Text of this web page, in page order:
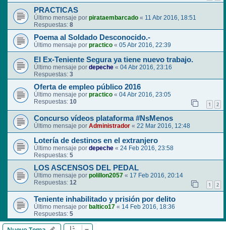
PRACTICAS
Último mensaje por pirataembarcado « 11 Abr 2016, 18:51
Respuestas: 8
Poema al Soldado Desconocido.-
Último mensaje por practico « 05 Abr 2016, 22:39
El Ex-Teniente Segura ya tiene nuevo trabajo.
Último mensaje por depeche « 04 Abr 2016, 23:16
Respuestas: 3
Oferta de empleo público 2016
Último mensaje por practico « 04 Abr 2016, 23:05
Respuestas: 10 1 2
Concurso vídeos plataforma #NsMenos
Último mensaje por Administrador « 22 Mar 2016, 12:48
Lotería de destinos en el extranjero
Último mensaje por depeche « 24 Feb 2016, 23:58
Respuestas: 5
LOS ASCENSOS DEL PEDAL
Último mensaje por polillon2057 « 17 Feb 2016, 20:14
Respuestas: 12 1 2
Teniente inhabilitado y prisión por delito
Último mensaje por baltico17 « 14 Feb 2016, 18:36
Respuestas: 5